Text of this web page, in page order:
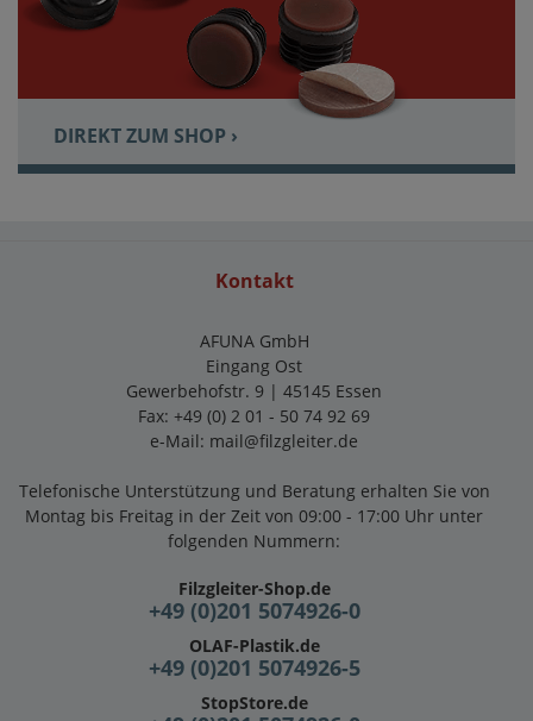
DIREKT ZUM SHOP ›
Kontakt
AFUNA GmbH
Eingang Ost
Gewerbehofstr. 9 | 45145 Essen
Fax: +49 (0) 2 01 - 50 74 92 69
e-Mail: mail@filzgleiter.de
Telefonische Unterstützung und Beratung erhalten Sie von
Montag bis Freitag in der Zeit von 09:00 - 17:00 Uhr unter
folgenden Nummern:
Filzgleiter-Shop.de
+49 (0)201 5074926-0
OLAF-Plastik.de
+49 (0)201 5074926-5
StopStore.de